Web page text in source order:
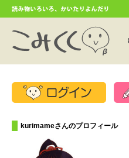
kurimameさんのプロフィール